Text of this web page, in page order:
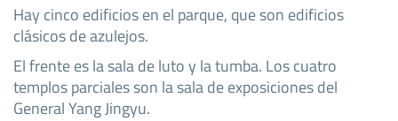
Hay cinco edificios en el parque, que son edificios
clásicos de azulejos.
El frente es la sala de luto y la tumba. Los cuatro
templos parciales son la sala de exposiciones del
General Yang Jingyu.